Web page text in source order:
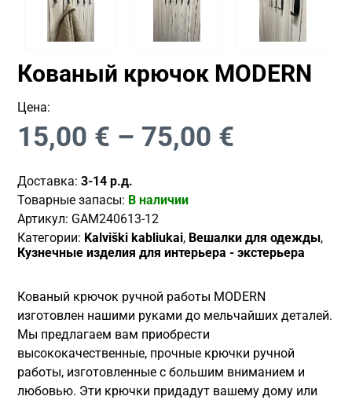
Кованый крючок MODERN
Цена:
15,00 € – 75,00 €
Доставка:3-14 р.д.
Товарные запасы: В наличии
Артикул: GAM240613-12
Категории: Kalviški kabliukai, Вешалки для одежды,
Кузнечные изделия для интерьера - экстерьера
Кованый крючок ручной работы MODERN
изготовлен нашими руками до мельчайших деталей.
Мы предлагаем вам приобрести
высококачественные, прочные крючки ручной
работы, изготовленные с большим вниманием и
любовью. Эти крючки придадут вашему дому или